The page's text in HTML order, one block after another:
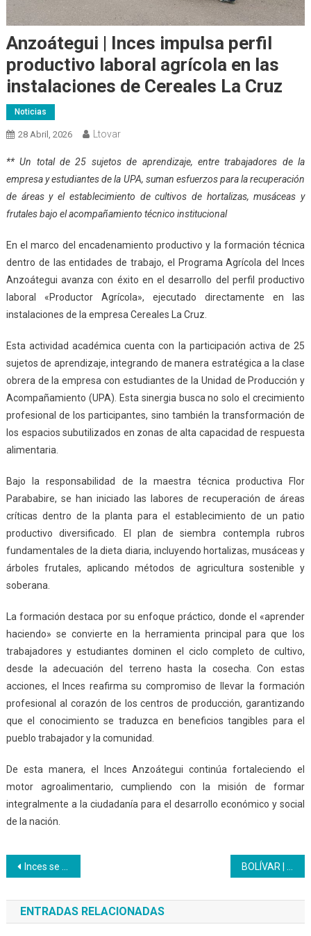
Anzoátegui | Inces impulsa perfil
productivo laboral agrícola en las
instalaciones de Cereales La Cruz
Noticias
28 Abril, 2026 Ltovar
** Un total de 25 sujetos de aprendizaje, entre trabajadores de la
empresa y estudiantes de la UPA, suman esfuerzos para la recuperación
de áreas y el establecimiento de cultivos de hortalizas, musáceas y
frutales bajo el acompañamiento técnico institucional
En el marco del encadenamiento productivo y la formación técnica
dentro de las entidades de trabajo, el Programa Agrícola del Inces
Anzoátegui avanza con éxito en el desarrollo del perfil productivo
laboral «Productor Agrícola», ejecutado directamente en las
instalaciones de la empresa Cereales La Cruz.
Esta actividad académica cuenta con la participación activa de 25
sujetos de aprendizaje, integrando de manera estratégica a la clase
obrera de la empresa con estudiantes de la Unidad de Producción y
Acompañamiento (UPA). Esta sinergia busca no solo el crecimiento
profesional de los participantes, sino también la transformación de
los espacios subutilizados en zonas de alta capacidad de respuesta
alimentaria.
Bajo la responsabilidad de la maestra técnica productiva Flor
Parababire, se han iniciado las labores de recuperación de áreas
críticas dentro de la planta para el establecimiento de un patio
productivo diversificado. El plan de siembra contempla rubros
fundamentales de la dieta diaria, incluyendo hortalizas, musáceas y
árboles frutales, aplicando métodos de agricultura sostenible y
soberana.
La formación destaca por su enfoque práctico, donde el «aprender
haciendo» se convierte en la herramienta principal para que los
trabajadores y estudiantes dominen el ciclo completo de cultivo,
desde la adecuación del terreno hasta la cosecha. Con estas
acciones, el Inces reafirma su compromiso de llevar la formación
profesional al corazón de los centros de producción, garantizando
que el conocimiento se traduzca en beneficios tangibles para el
pueblo trabajador y la comunidad.
De esta manera, el Inces Anzoátegui continúa fortaleciendo el
motor agroalimentario, cumpliendo con la misión de formar
integralmente a la ciudadanía para el desarrollo económico y social
de la nación.
Navegación
de
entradas
Inces se reúne con gremios y empresas aragüeñas BOLÍVAR | Emprensa Sky Lubricantes e Inces establecen alianza para fortalecer el sector mecánico en Guayana.
ENTRADAS RELACIONADAS